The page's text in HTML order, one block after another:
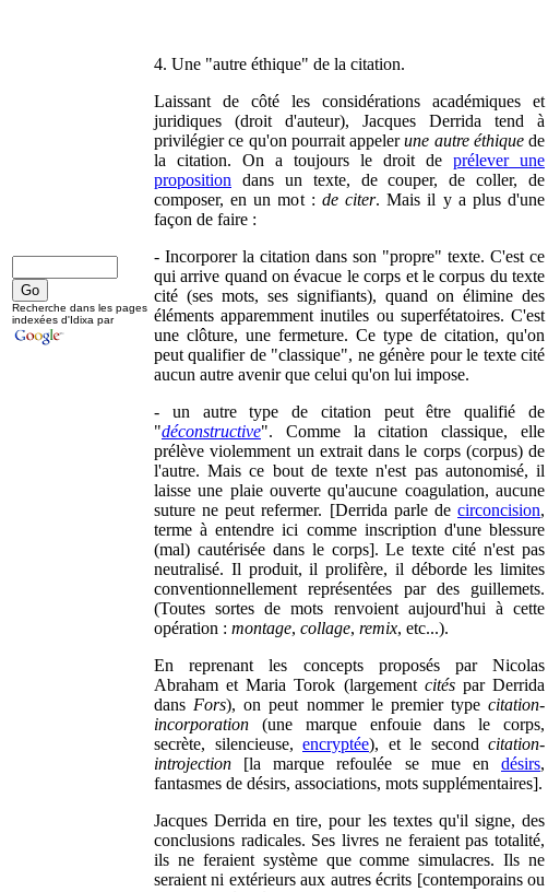
4. Une "autre éthique" de la citation.
Laissant de côté les considérations académiques et
juridiques (droit d'auteur), Jacques Derrida tend à
privilégier ce qu'on pourrait appelerune autre éthiquede
la citation. On a toujours le droit de prélever une
proposition dans un texte, de couper, de coller, de
composer, en un mot : de citer. Mais il y a plus d'une
façon de faire :
- Incorporer la citation dans son "propre" texte. C'est ce
qui arrive quand on évacue le corps et le corpus du texte
cité (ses mots, ses signifiants), quand on élimine des
éléments apparemment inutiles ou superfétatoires. C'est
une clôture, une fermeture. Ce type de citation, qu'on
peut qualifier de "classique", ne génère pour le texte cité
aucun autre avenir que celui qu'on lui impose.
- un autre type de citation peut être qualifié de
"déconstructive". Comme la citation classique, elle
prélève violemment un extrait dans le corps (corpus) de
l'autre. Mais ce bout de texte n'est pas autonomisé, il
laisse une plaie ouverte qu'aucune coagulation, aucune
suture ne peut refermer. [Derrida parle de circoncision,
terme à entendre ici comme inscription d'une blessure
(mal) cautérisée dans le corps]. Le texte cité n'est pas
neutralisé. Il produit, il prolifère, il déborde les limites
conventionnellement représentées par des guillemets.
(Toutes sortes de mots renvoient aujourd'hui à cette
opération : montage, collage, remix, etc...).
En reprenant les concepts proposés par Nicolas
Abraham et Maria Torok (largement citéspar Derrida
dans Fors), on peut nommer le premier type citation-
incorporation (une marque enfouie dans le corps,
secrète, silencieuse, encryptée), et le second citation-
introjection [la marque refoulée se mue en désirs,
fantasmes de désirs, associations, mots supplémentaires].
Jacques Derrida en tire, pour les textes qu'il signe, des
conclusions radicales. Ses livres ne feraient pas totalité,
ils ne feraient système que comme simulacres. Ils ne
seraient ni extérieurs aux autres écrits [contemporains ou
Recherche dans les pages
indexées d'Idixa par